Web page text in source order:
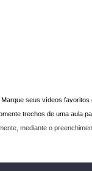
seus vídeos favoritos
trechos de uma aula
mediante o